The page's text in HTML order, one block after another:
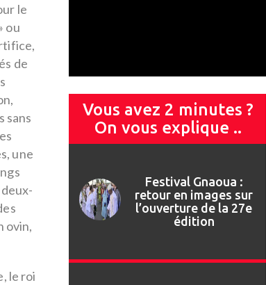
le
ou
de
sans
une
ovin,
le roi
Vous avez 2 minutes ?
On vous explique ..
Festival Gnaoua 2026
: Najat Vallaud-
Belkacem invitée de
marque du 13ème